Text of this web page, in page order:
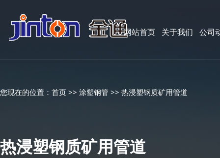
网站首页 关于我们 公司
您现在的位置： 首页 >> 涂塑钢管 >> 热浸塑钢质矿用管道
热浸塑钢质矿用管道